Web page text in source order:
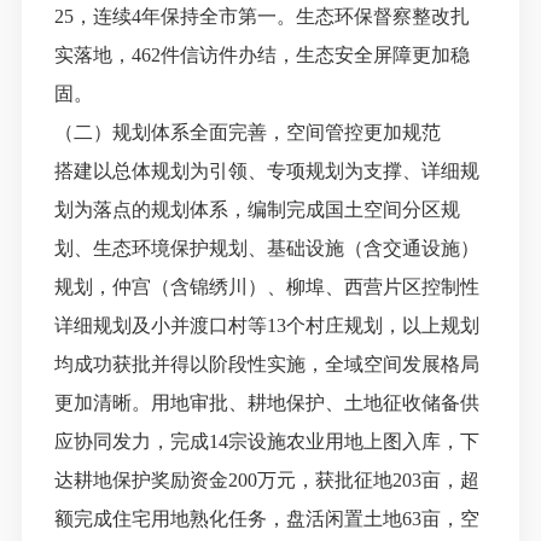
25，连续4年保持全市第一。生态环保督察整改扎
实落地，462件信访件办结，生态安全屏障更加稳
固。
（二）规划体系全面完善，空间管控更加规范
搭建以总体规划为引领、专项规划为支撑、详细规
划为落点的规划体系，编制完成国土空间分区规
划、生态环境保护规划、基础设施（含交通设施）
规划，仲宫（含锦绣川）、柳埠、西营片区控制性
详细规划及小并渡口村等13个村庄规划，以上规划
均成功获批并得以阶段性实施，全域空间发展格局
更加清晰。用地审批、耕地保护、土地征收储备供
应协同发力，完成14宗设施农业用地上图入库，下
达耕地保护奖励资金200万元，获批征地203亩，超
额完成住宅用地熟化任务，盘活闲置土地63亩，空